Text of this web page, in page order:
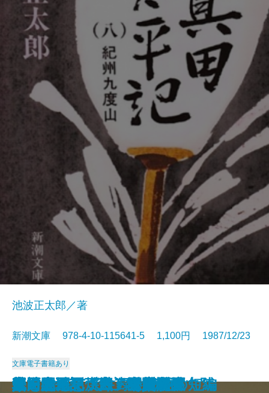
真田太平記〔十一〕大坂夏の陣
真田太平記〔十二〕雲の峰
真田太平記〔九〕二条城
真田太平記〔十〕大坂入城
イーハトーボの劇列車
風神の門〔上〕
風神の門〔下〕
安全のカード
真田太平記〔七〕関ヶ原
真田太平記〔八〕紀州九度山
池波正太郎／著
新潮文庫 978-4-10-115641-5 1,100円 1987/12/23
文庫電子書籍あり
うらおもて人生録
真田太平記〔五〕秀頼誕生
真田太平記〔六〕家康東下
江戸開城
真田太平記〔三〕上田攻め
真田太平記〔四〕甲賀問答
螢・納屋を焼く・その他の短編
龍を見た男
真田太平記〔一〕天魔の夏
真田太平記〔二〕秘密